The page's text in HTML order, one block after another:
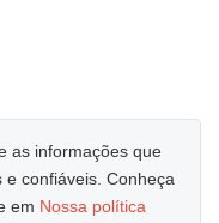
as informações que
confiáveis. Conheça
em Nossa política